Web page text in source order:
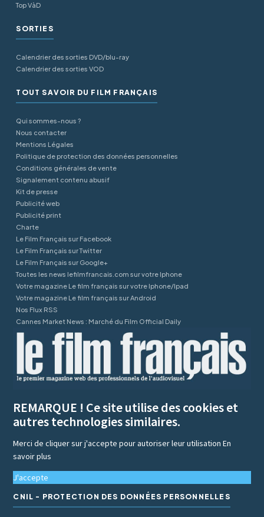
Top VàD
SORTIES
Calendrier des sorties DVD/blu-ray
Calendrier des sorties VOD
TOUT SAVOIR DU FILM FRANÇAIS
Qui sommes-nous ?
Nous contacter
Mentions Légales
Politique de protection des données personnelles
Conditions générales de vente
Signalement contenu abusif
Kit de presse
Publicité web
Publicité print
Charte
Le Film Français sur Facebook
Le Film Français sur Twitter
Le Film Français sur Google+
Toutes les news lefilmfrancais.com sur votre Iphone
Votre magazine Le film français sur votre Iphone/Ipad
Votre magazine Le film français sur Android
Nos Flux RSS
Cannes Market News : Marché du Film Official Daily
REMARQUE ! Ce site utilise des cookies et
autres technologies similaires.
Merci de cliquer sur j'accepte pour autoriser leur utilisationEn
savoir plus
J'accepte
CNIL - PROTECTION DES DONNÉES PERSONNELLES